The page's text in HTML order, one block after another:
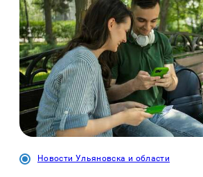
Новости Ульяновска и области